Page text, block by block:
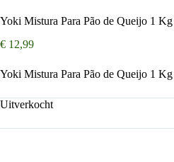
Yoki Mistura Para Pão de Queijo 1 Kg
€ 12,99
Yoki Mistura Para Pão de Queijo 1 Kg
Uitverkocht